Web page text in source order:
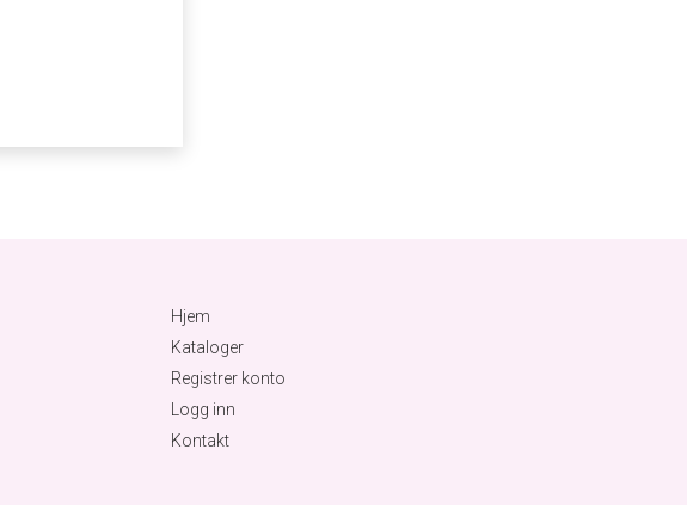
Hjem
Kataloger
Registrer konto
Logg inn
Kontakt